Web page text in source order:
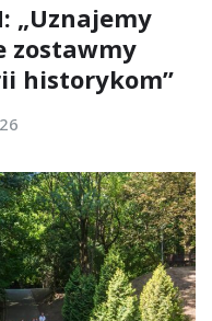
„Uznajemy
zostawmy
historykom”